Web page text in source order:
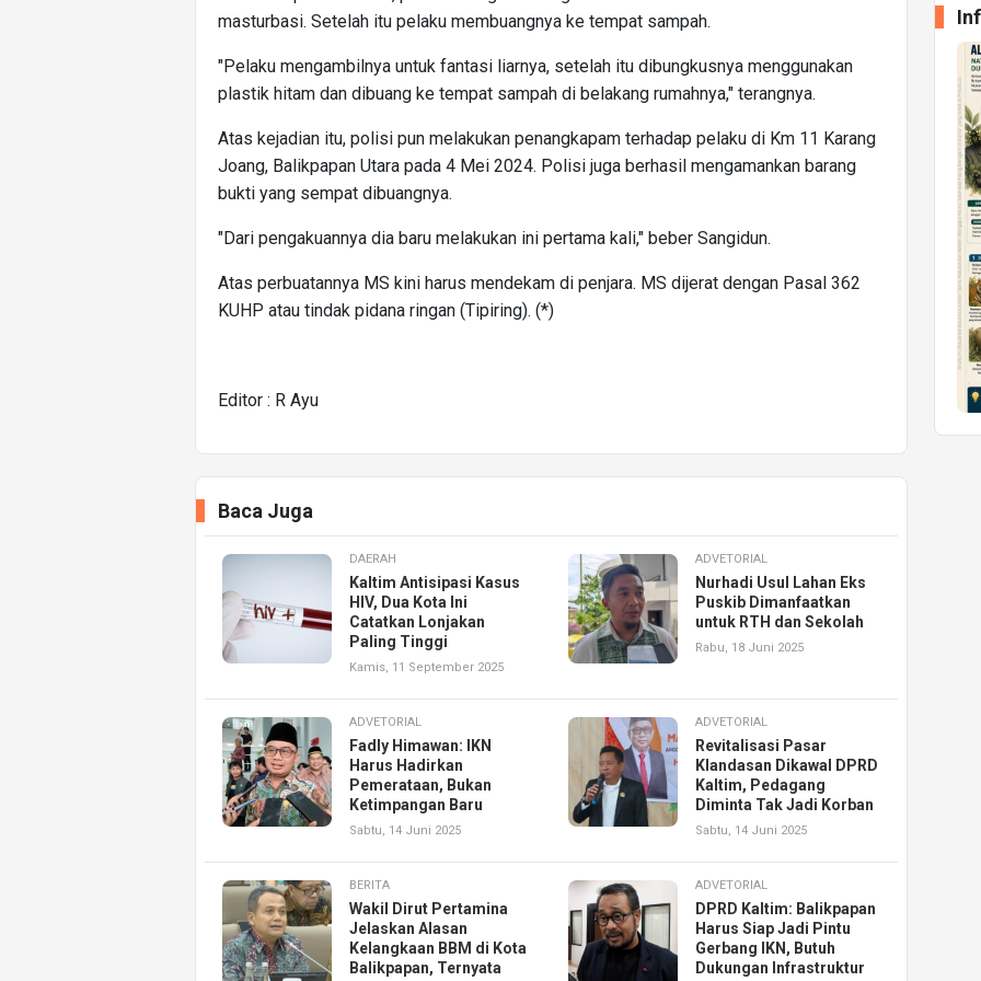
masturbasi. Setelah itu pelaku membuangnya ke tempat sampah.
"Pelaku mengambilnya untuk fantasi liarnya, setelah itu dibungkusnya menggunakan
plastik hitam dan dibuang ke tempat sampah di belakang rumahnya," terangnya.
Atas kejadian itu, polisi pun melakukan penangkapam terhadap pelaku di Km 11 Karang
Joang, Balikpapan Utara pada 4 Mei 2024. Polisi juga berhasil mengamankan barang
bukti yang sempat dibuangnya.
"Dari pengakuannya dia baru melakukan ini pertama kali," beber Sangidun.
Atas perbuatannya MS kini harus mendekam di penjara. MS dijerat dengan Pasal 362
KUHP atau tindak pidana ringan (Tipiring). (*)
Editor : R Ayu
Baca Juga
DAERAH
Kaltim Antisipasi Kasus
HIV, Dua Kota Ini
Catatkan Lonjakan
Paling Tinggi
Kamis, 11 September 2025
ADVETORIAL
Nurhadi Usul Lahan Eks
Puskib Dimanfaatkan
untuk RTH dan Sekolah
Rabu, 18 Juni 2025
ADVETORIAL
Fadly Himawan: IKN
Harus Hadirkan
Pemerataan, Bukan
Ketimpangan Baru
Sabtu, 14 Juni 2025
ADVETORIAL
Revitalisasi Pasar
Klandasan Dikawal DPRD
Kaltim, Pedagang
Diminta Tak Jadi Korban
Sabtu, 14 Juni 2025
BERITA
Wakil Dirut Pertamina
Jelaskan Alasan
Kelangkaan BBM di Kota
Balikpapan, Ternyata
ADVETORIAL
DPRD Kaltim: Balikpapan
Harus Siap Jadi Pintu
Gerbang IKN, Butuh
Dukungan Infrastruktur